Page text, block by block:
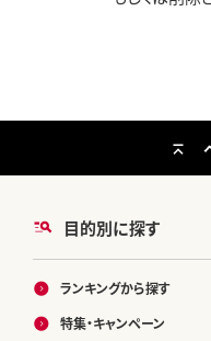
目的別に探す
ランキングから探す
特集・キャンペーン